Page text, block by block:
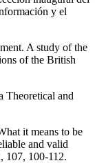
y el
A study of the
of the British
Theoretical and
it means to be
and valid
107, 100-112.